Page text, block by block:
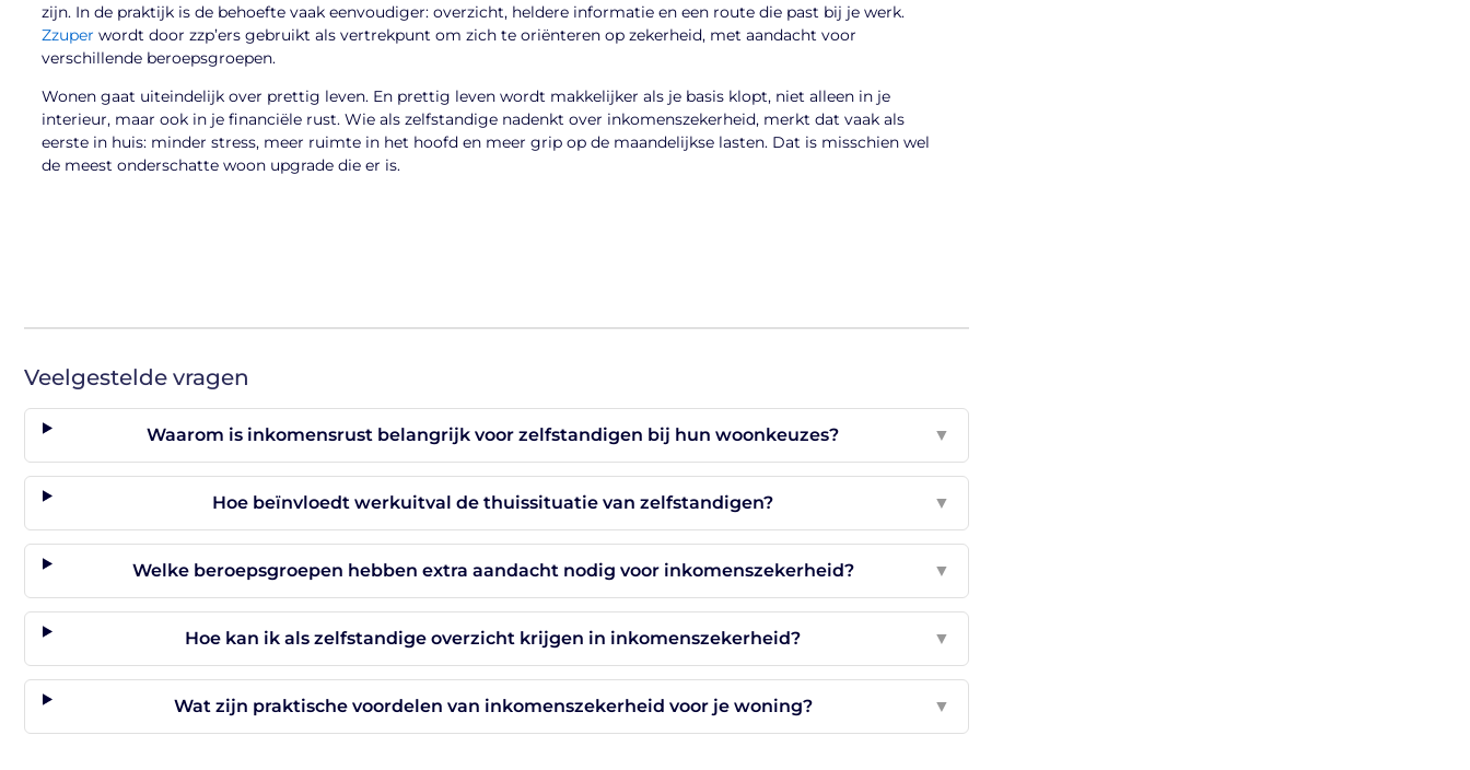
zijn. In de praktijk is de behoefte vaak eenvoudiger: overzicht, heldere informatie en een route die past bij je werk.
Zzuper wordt door zzp’ers gebruikt als vertrekpunt om zich te oriënteren op zekerheid, met aandacht voor
verschillende beroepsgroepen.
Wonen gaat uiteindelijk over prettig leven. En prettig leven wordt makkelijker als je basis klopt, niet alleen in je
interieur, maar ook in je financiële rust. Wie als zelfstandige nadenkt over inkomenszekerheid, merkt dat vaak als
eerste in huis: minder stress, meer ruimte in het hoofd en meer grip op de maandelijkse lasten. Dat is misschien wel
de meest onderschatte woon upgrade die er is.
Veelgestelde vragen
Waarom is inkomensrust belangrijk voor zelfstandigen bij hun woonkeuzes? ▼
Hoe beïnvloedt werkuitval de thuissituatie van zelfstandigen? ▼
Welke beroepsgroepen hebben extra aandacht nodig voor inkomenszekerheid? ▼
Hoe kan ik als zelfstandige overzicht krijgen in inkomenszekerheid? ▼
Wat zijn praktische voordelen van inkomenszekerheid voor je woning? ▼